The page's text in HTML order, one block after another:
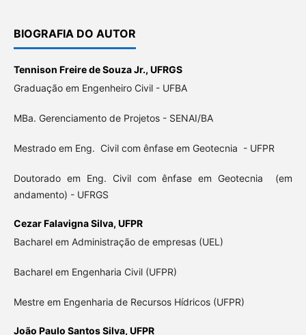
BIOGRAFIA DO AUTOR
Tennison Freire de Souza Jr., UFRGS
Graduação em Engenheiro Civil - UFBA
MBa. Gerenciamento de Projetos - SENAI/BA
Mestrado em Eng. Civil com ênfase em Geotecnia - UFPR
Doutorado em Eng. Civil com ênfase em Geotecnia (em
andamento) - UFRGS
Cezar Falavigna Silva, UFPR
Bacharel em Administração de empresas (UEL)
Bacharel em Engenharia Civil (UFPR)
Mestre em Engenharia de Recursos Hídricos (UFPR)
João Paulo Santos Silva, UFPR